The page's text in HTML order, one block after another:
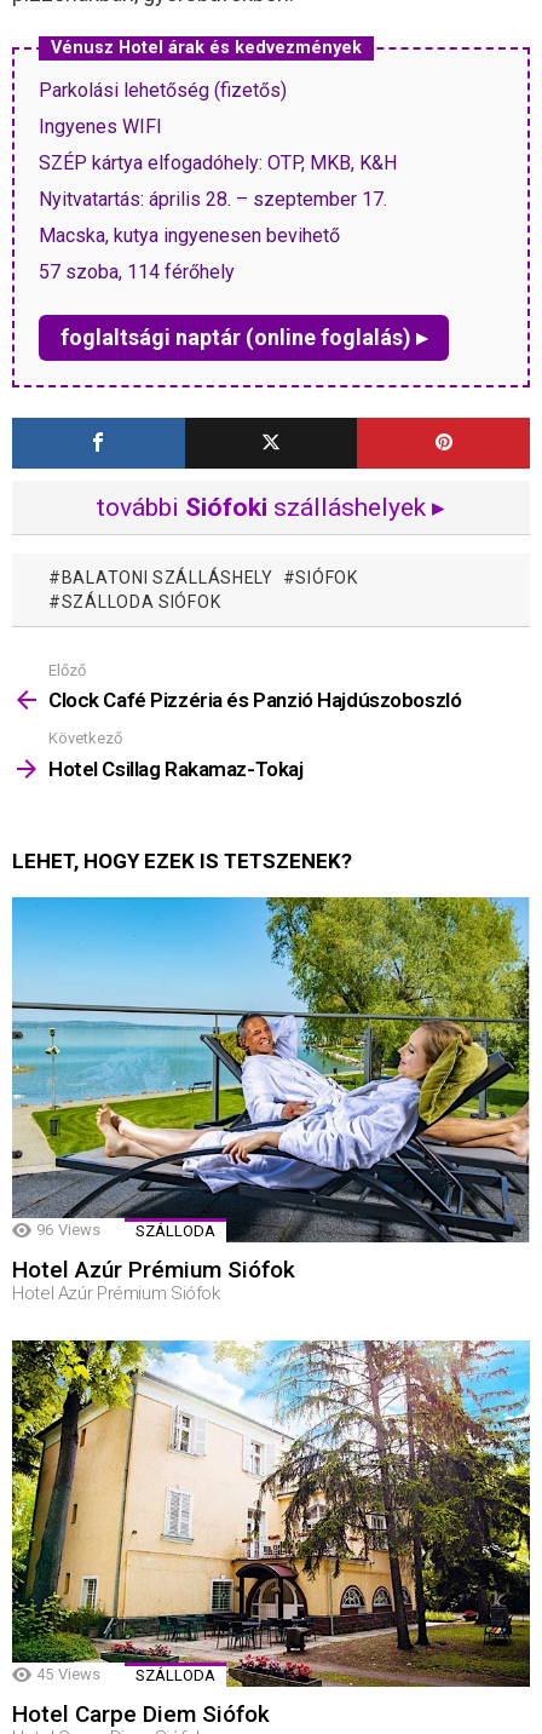
Vénusz Hotel árak és kedvezmények
Parkolási lehetőség (fizetős)
Ingyenes WIFI
SZÉP kártya elfogadóhely: OTP, MKB, K&H
Nyitvatartás: április 28. – szeptember 17.
Macska, kutya ingyenesen bevihető
57 szoba, 114 férőhely
foglaltsági naptár (online foglalás) ▸
további Siófoki szálláshelyek ▸
BALATONI SZÁLLÁSHELY
SIÓFOK
SZÁLLODA SIÓFOK
Mutass
többet
Előző
Clock Café Pizzéria és Panzió Hajdúszoboszló
Következő
Hotel Csillag Rakamaz-Tokaj
LEHET, HOGY EZEK IS TETSZENEK?
96 Views SZÁLLODA
Hotel Azúr Prémium Siófok
Hotel Azúr Prémium Siófok
45 Views SZÁLLODA
Hotel Carpe Diem Siófok